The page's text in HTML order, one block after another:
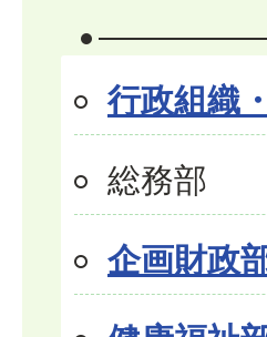
行政組織
総務部
企画財政